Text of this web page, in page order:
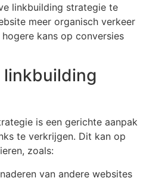
linkbuilding strategie te
meer organisch verkeer
kans op conversies
linkbuilding
is een gerichte aanpak
te verkrijgen. Dit kan op
zoals:
van andere websites